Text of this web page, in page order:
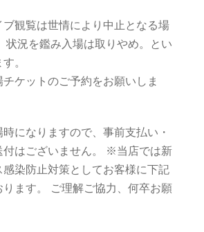
観覧は世情により中⽌となる場
状況を鑑み⼊場は取りやめ。とい
。
ケットのご予約をお願いしま
になりますので、事前⽀払い・
付はございません。 ※当店では新
染防⽌対策としてお客様に下記
ます。 ご理解ご協⼒、何卒お願